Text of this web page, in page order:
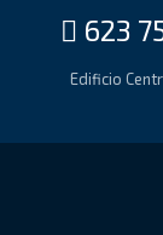
623
Edificio